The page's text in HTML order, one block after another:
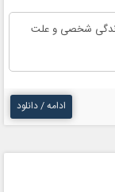
زندگی شخصی و علت
ادامه / دانلود